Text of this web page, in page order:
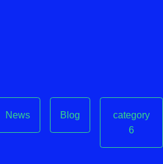
News Blog
category
6